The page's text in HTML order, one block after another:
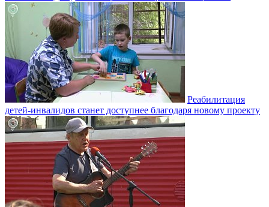
Реабилитация
детей-инвалидов станет доступнее благодаря новому проекту